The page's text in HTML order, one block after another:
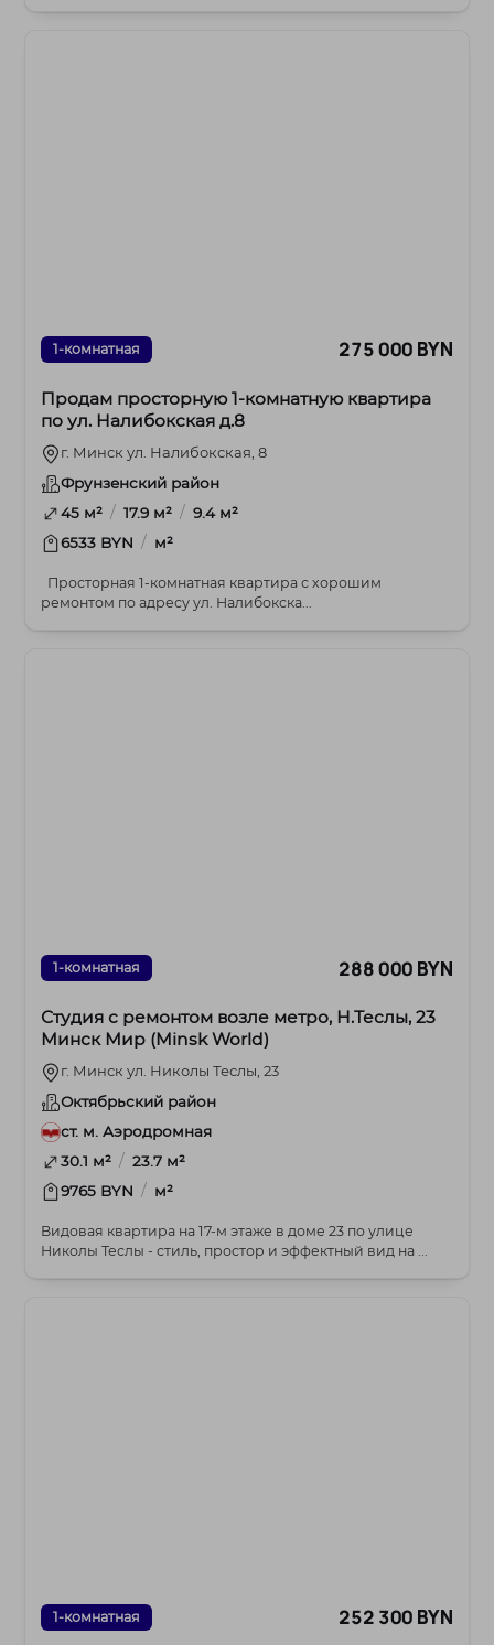
1-комнатная 275 000 BYN
Продам просторную 1-комнатную квартира
по ул. Налибокская д.8
г. Минск ул. Налибокская, 8
Фрунзенский район
45 м² / 17.9 м² / 9.4 м²
6533 BYN / м²
Просторная 1-комнатная квартира с хорошим
ремонтом по адресу ул. Налибокска...
1-комнатная 288 000 BYN
Студия с ремонтом возле метро, Н.Теслы, 23
Минск Мир (Minsk World)
г. Минск ул. Николы Теслы, 23
Октябрьский район
ст. м. Аэродромная
30.1 м² / 23.7 м²
9765 BYN / м²
Видовая квартира на 17‑м этаже в доме 23 по улице
Николы Теслы - стиль, простор и эффектный вид на ...
1-комнатная 252 300 BYN